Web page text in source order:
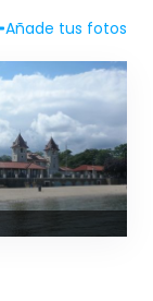
Añade tus fotos